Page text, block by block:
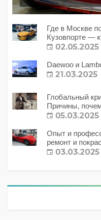
Где в Москве
Кузовпорте —
02.05.2025
Daewoo и
21.03.2025
Глобальный
Причины,
с этим делать?
05.03.2025
Опыт и
ремонт и
03.03.2025